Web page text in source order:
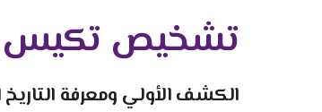
تشخيص تكيس
الكشف الأولي ومعرفة